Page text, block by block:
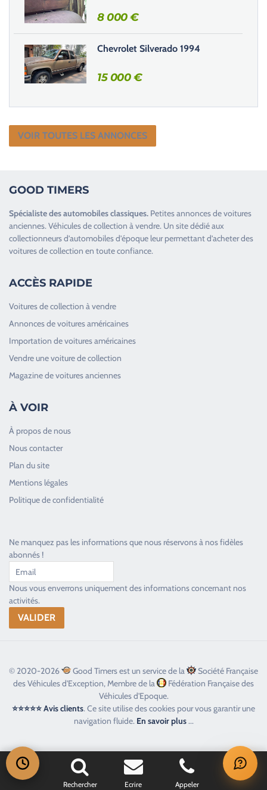
8 000€
Chevrolet Silverado 1994
15 000€
VOIR TOUTES LES ANNONCES
GOOD TIMERS
Spécialiste desautomobiles classiques. Petites annonces devoitures
anciennes.Véhicules de collection à vendre. Un site dédié aux
collectionneurs d’automobiles d’époque leur permettant d’acheter des
voitures de collection en toute confiance.
ACCÈS RAPIDE
Voitures de collection à vendre
Annonces de voitures américaines
Importation de voitures américaines
Vendre une voiture de collection
Magazine de voitures anciennes
À VOIR
À propos de nous
Nous contacter
Plan du site
Mentions légales
Politique de confidentialité
Ne manquez pas les informations que nous réservons à nos fidèles
abonnés !
Nous vous enverrons uniquement des informations concernant nos
activités.
© 2020-2026 Good Timers est un service de la
Société Française
des Véhicules d'Exception, Membre de la
Fédération Française des
Véhicules d'Epoque.
⭐⭐⭐⭐⭐ Avis clients. Ce site utilise des cookies pour vous garantir une
navigation fluide. En savoir plus...
Rechercher Ecrire Appeler
Toujours heureux d'aider les passionnés